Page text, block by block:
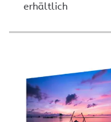
erhältlich